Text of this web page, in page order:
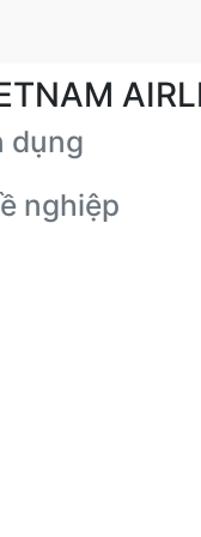
dụng
nghiệp